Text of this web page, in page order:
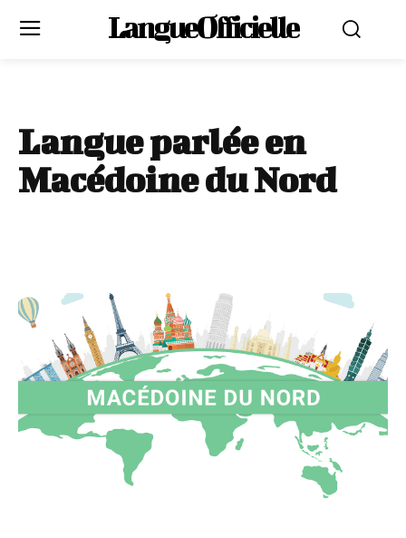
LangueOfficielle
Langue parlée en
Macédoine du Nord